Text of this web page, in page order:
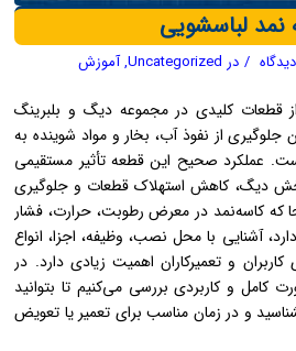
نمد لباسشویی
/ در Uncategorized
,آموزش
قطعات کلیدی در مجموعه دیگ و بلبرینگ
از نفوذ آب، بخار و مواد شوینده به
عملکرد صحیح این قطعه تأثیر مستقیمی
دیگ، کاهش استهلاک قطعات و جلوگیری
که کاسه‌نمد در معرض رطوبت، حرارت، فشار
آشنایی با محل نصب، وظیفه، اجزا، انواع
و تعمیرکاران اهمیت زیادی دارد. در
کامل و کاربردی بررسی می‌کنیم تا بتوانید
و در زمان مناسب برای تعمیر یا تعویض